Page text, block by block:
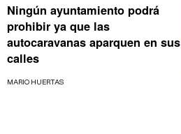
Ningún ayuntamiento podrá
prohibir ya que las
autocaravanas aparquen en sus
calles
MARIO HUERTAS